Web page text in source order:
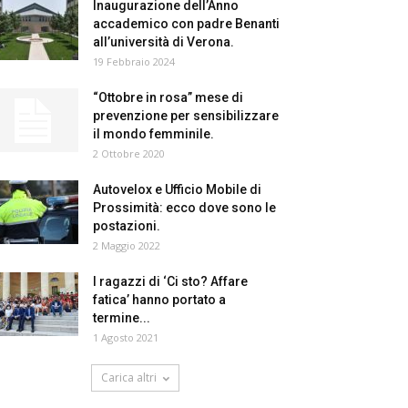
Inaugurazione dell’Anno
accademico con padre Benanti
all’università di Verona.
19 Febbraio 2024
“Ottobre in rosa” mese di
prevenzione per sensibilizzare
il mondo femminile.
2 Ottobre 2020
Autovelox e Ufficio Mobile di
Prossimità: ecco dove sono le
postazioni.
2 Maggio 2022
I ragazzi di ‘Ci sto? Affare
fatica’ hanno portato a
termine...
1 Agosto 2021
Carica altri